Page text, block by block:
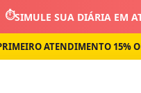
⏱️SIMULE SUA DIÁRIA EM
ATENDIMENTO 15%